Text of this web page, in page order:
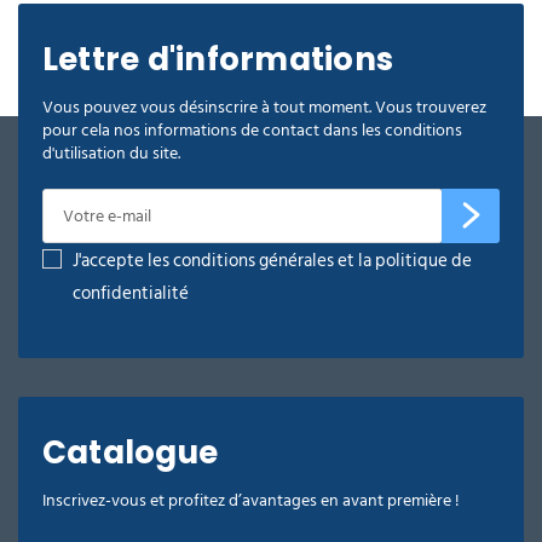
Lettre d'informations
Vous pouvez vous désinscrire à tout moment. Vous trouverez
pour cela nos informations de contact dans les conditions
d'utilisation du site.
J'accepte les conditions générales et la politique de
confidentialité
Catalogue
Inscrivez-vous et profitez d’avantages en avant première !